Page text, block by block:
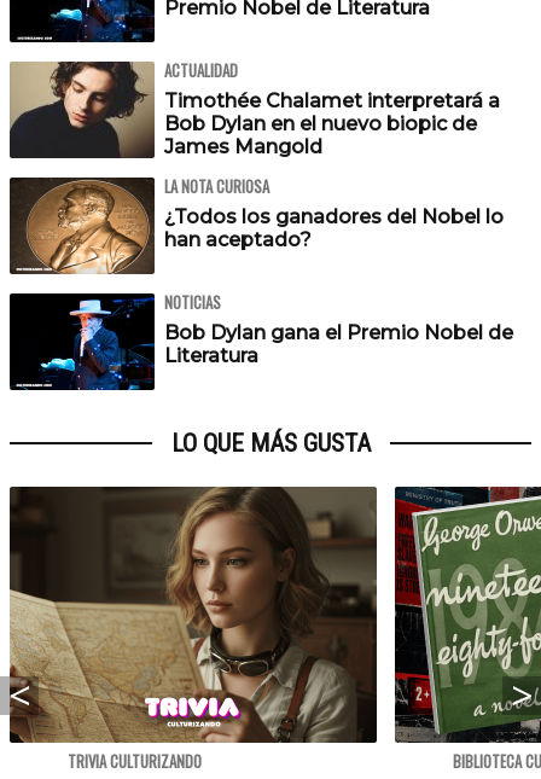
Premio Nobel de Literatura
ACTUALIDAD
Timothée Chalamet interpretará a
Bob Dylan en el nuevo biopic de
James Mangold
LA NOTA CURIOSA
¿Todos los ganadores del Nobel lo
han aceptado?
NOTICIAS
Bob Dylan gana el Premio Nobel de
Literatura
LO QUE MÁS GUSTA
TRIVIA CULTURIZANDO
BIBLIOTECA